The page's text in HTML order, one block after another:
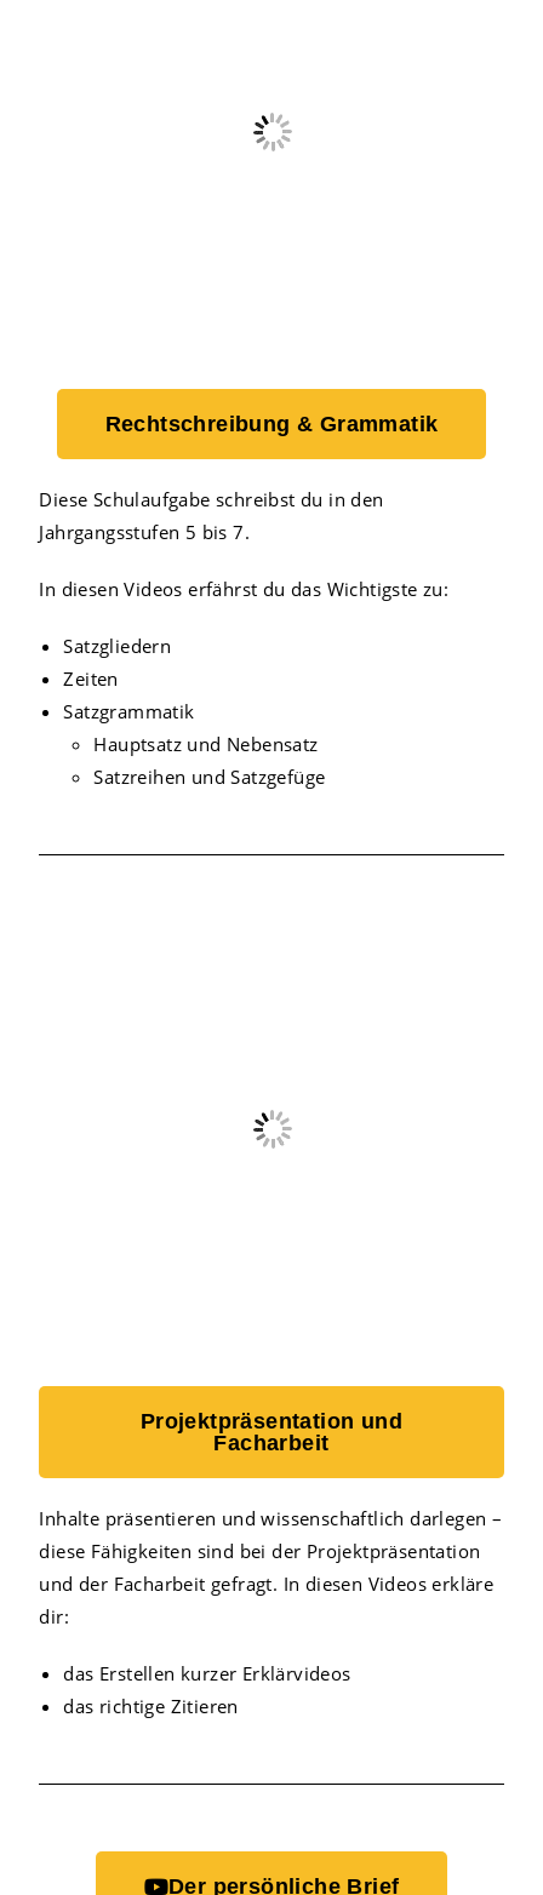
Rechtschreibung & Grammatik
Diese Schulaufgabe schreibst du in den
Jahrgangsstufen 5 bis 7.
In diesen Videos erfährst du das Wichtigste zu:
Satzgliedern
Zeiten
Satzgrammatik
Hauptsatz und Nebensatz
Satzreihen und Satzgefüge
Projektpräsentation und
Facharbeit
Inhalte präsentieren und wissenschaftlich darlegen –
diese Fähigkeiten sind bei der Projektpräsentation
und der Facharbeit gefragt. In diesen Videos erkläre
dir:
das Erstellen kurzer Erklärvideos
das richtige Zitieren
Der persönliche Brief